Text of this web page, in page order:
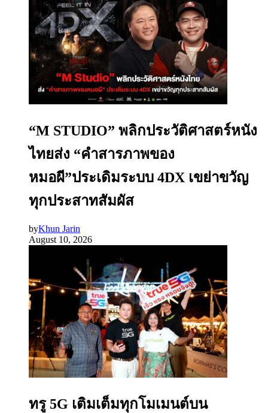
“M STUDIO” พลิกประวัติศาสตร์หนัง
ไทยส่ง “คำสารภาพของ
หมอผี”ประเดิมระบบ 4DX เขย่าขวัญ
ทุกประสาทสัมผัส
byKhun Jarin
August 10, 2026
ทรู 5G เติมเต็มทุกโมเมนต์บน